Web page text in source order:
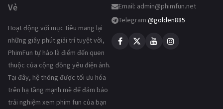
Vẻ
Hoạt động với mục tiêu mang lại
những giây phút giải trí tuyệt vời,
PhimFun tự hào là điểm đến quen
thuộc của cộng đồng yêu điện ảnh.
Tại đây, hệ thống được tối ưu hóa
trên hạ tầng mạnh mẽ để đảm bảo
trải nghiệm xem phim fun của bạn
Email: admin@phimfun.net
Telegram:@golden885